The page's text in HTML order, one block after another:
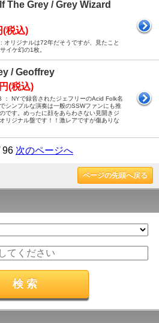
The Grey / Grey Wizard
(税込)
オリジナルは72年だそうですが、見たこと
イケ幻の1枚。
/ Geoffrey
(税込)
： NYで録音されたジェフリーのAcid Folk名
シンプルな演奏は一般のSSWファンにも推
です。めったに顔をあらわさない見開きジ
リジナル盤です！！激レアですが傷ありな
96 次のページへ
ページの先頭へ戻る